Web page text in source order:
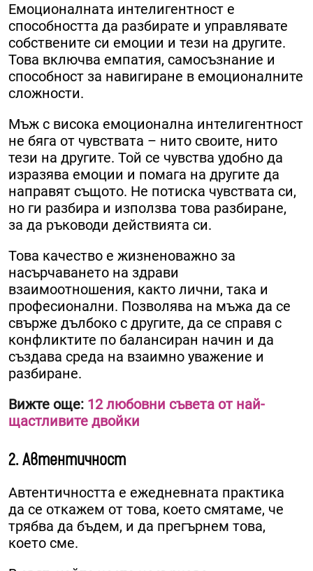
Емоционалната интелигентност е
способността да разбирате и управлявате
собствените си емоции и тези на другите.
Това включва емпатия, самосъзнание и
способност за навигиране в емоционалните
сложности.
Мъж с висока емоционална интелигентност
не бяга от чувствата – нито своите, нито
тези на другите. Той се чувства удобно да
изразява емоции и помага на другите да
направят същото. Не потиска чувствата си,
но ги разбира и използва това разбиране,
за да ръководи действията си.
Това качество е жизненоважно за
насърчаването на здрави
взаимоотношения, както лични, така и
професионални. Позволява на мъжа да се
свърже дълбоко с другите, да се справя с
конфликтите по балансиран начин и да
създава среда на взаимно уважение и
разбиране.
Вижте още: 12 любовни съвета от най-
щастливите двойки
2. Автентичност
Автентичността е ежедневната практика
да се откажем от това, което смятаме, че
трябва да бъдем, и да прегърнем това,
което сме.